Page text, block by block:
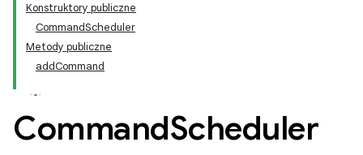
Konstruktory publiczne
CommandScheduler
Metody publiczne
addCommand
CommandScheduler